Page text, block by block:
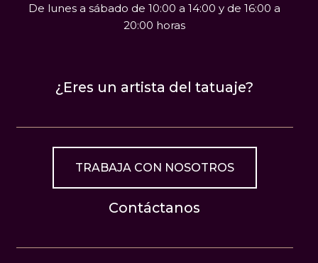
De lunes a sábado de 10:00 a 14:00 y de 16:00 a
20:00 horas
¿Eres un artista del tatuaje?
TRABAJA CON NOSOTROS
Contáctanos